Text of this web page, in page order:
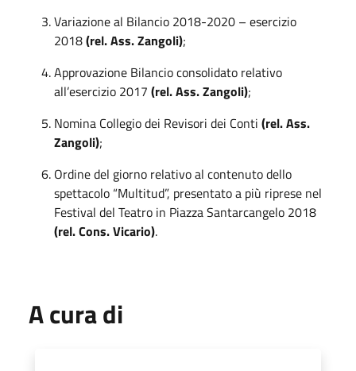
Variazione al Bilancio 2018-2020 – esercizio
2018(rel. Ass. Zangoli);
Approvazione Bilancio consolidato relativo
all’esercizio 2017 (rel. Ass. Zangoli);
Nomina Collegio dei Revisori dei Conti (rel. Ass.
Zangoli);
Ordine del giorno relativo al contenuto dello
spettacolo “Multitud”, presentato a più riprese nel
Festival del Teatro in Piazza Santarcangelo 2018
(rel. Cons. Vicario).
A cura di